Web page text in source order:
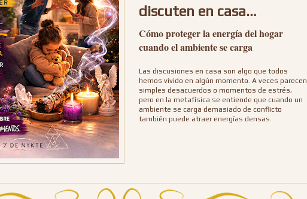
discuten en casa…
Cómo proteger la energía del hogar
cuando el ambiente se carga
Las discusiones en casa son algo que todos
hemos vivido en algún momento. A veces parecen
simples desacuerdos o momentos de estrés,
pero en la metafísica se entiende que cuando un
ambiente se carga demasiado de conflicto
también puede atraer energías densas.